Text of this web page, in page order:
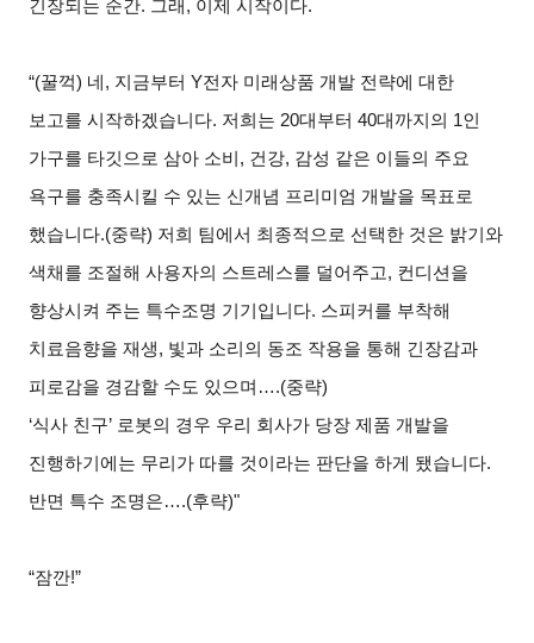
긴장되는 순간. 그래, 이제 시작이다.
“(꿀꺽) 네, 지금부터 Y전자 미래상품 개발 전략에 대한
보고를 시작하겠습니다. 저희는 20대부터 40대까지의 1인
가구를 타깃으로 삼아 소비, 건강, 감성 같은 이들의 주요
욕구를 충족시킬 수 있는 신개념 프리미엄 개발을 목표로
했습니다.(중략) 저희 팀에서 최종적으로 선택한 것은 밝기와
색채를 조절해 사용자의 스트레스를 덜어주고, 컨디션을
향상시켜 주는 특수조명 기기입니다. 스피커를 부착해
치료음향을 재생, 빛과 소리의 동조 작용을 통해 긴장감과
피로감을 경감할 수도 있으며….(중략)
‘식사 친구’ 로봇의 경우 우리 회사가 당장 제품 개발을
진행하기에는 무리가 따를 것이라는 판단을 하게 됐습니다.
반면 특수 조명은….(후략)"
“잠깐!”